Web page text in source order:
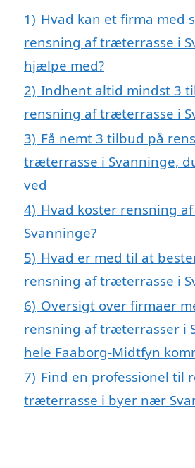
1) Hvad kan et firma med
rensning af træterrasse i
hjælpe med?
2) Indhent altid mindst 3
rensning af træterrasse i
3) Få nemt 3 tilbud på
træterrasse i Svanninge,
ved
4) Hvad koster rensning
Svanninge?
5) Hvad er med til at
rensning af træterrasse i
6) Oversigt over firmaer
rensning af træterrasser i
hele Faaborg-Midtfyn
7) Find en professionel til
træterrasse i byer nær